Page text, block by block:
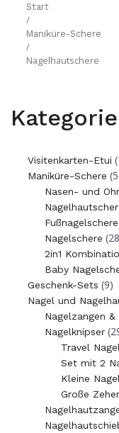
Start
/
Maniküre-Schere
/
Nagelhautschere
Visitenkarten-Etui
Maniküre-Schere
Nasen- und
Fußnagelschere
Nagelschere
2in1
Baby
Geschenk-Sets (9)
Nagel und
Nagelzangen &
Nagelknipser
Travel
Set mit 2
Kleine
Große